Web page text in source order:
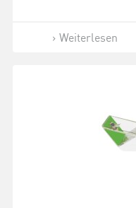
Weiterlesen